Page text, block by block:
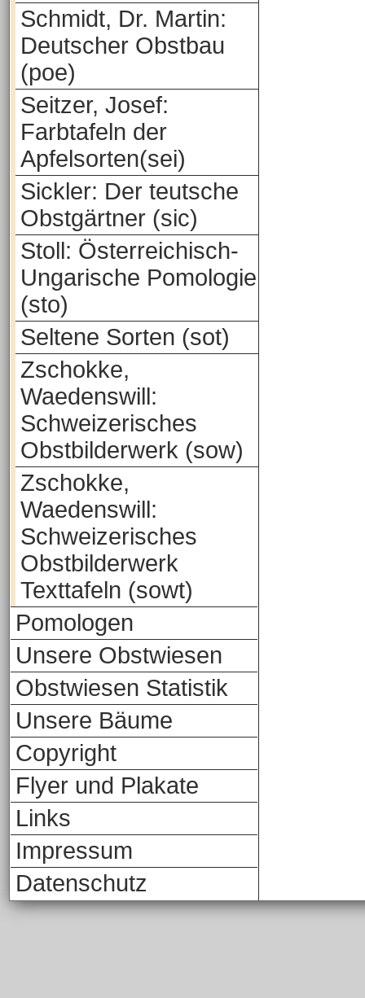
Schmidt, Dr. Martin:
Deutscher Obstbau
(poe)
Seitzer, Josef:
Farbtafeln der
Apfelsorten(sei)
Sickler: Der teutsche
Obstgärtner (sic)
Stoll: Österreichisch-
Ungarische Pomologie
(sto)
Seltene Sorten (sot)
Zschokke,
Waedenswill:
Schweizerisches
Obstbilderwerk (sow)
Zschokke,
Waedenswill:
Schweizerisches
Obstbilderwerk
Texttafeln (sowt)
Pomologen
Unsere Obstwiesen
Obstwiesen Statistik
Unsere Bäume
Copyright
Flyer und Plakate
Links
Impressum
Datenschutz